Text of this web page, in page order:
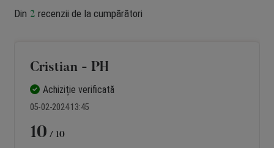
Din 2 recenzii de la cumpărători
Cristian - PH
Achiziție verificată
05-02-2024 13:45
10 / 10